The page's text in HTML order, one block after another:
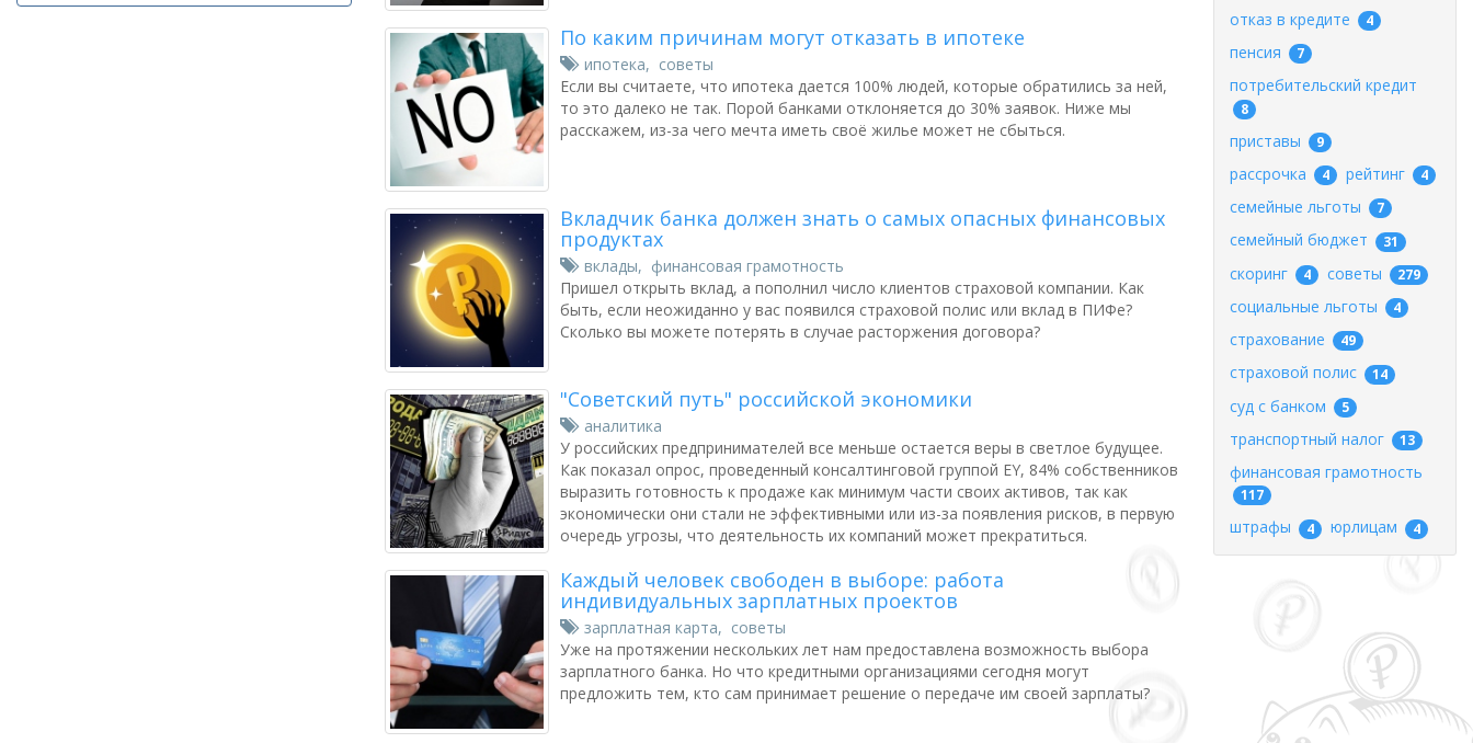
По каким причинам могут отказать в ипотеке
ипотека, советы
Если вы считаете, что ипотека дается 100% людей, которые обратились за ней,
то это далеко не так. Порой банками отклоняется до 30% заявок. Ниже мы
расскажем, из-за чего мечта иметь своё жилье может не сбыться.
Вкладчик банка должен знать о самых опасных финансовых
продуктах
вклады, финансовая грамотность
Пришел открыть вклад, а пополнил число клиентов страховой компании. Как
быть, если неожиданно у вас появился страховой полис или вклад в ПИФе?
Сколько вы можете потерять в случае расторжения договора?
"Советский путь" российской экономики
аналитика
У российских предпринимателей все меньше остается веры в светлое будущее.
Как показал опрос, проведенный консалтинговой группой EY, 84% собственников
выразить готовность к продаже как минимум части своих активов, так как
экономически они стали не эффективными или из-за появления рисков, в первую
очередь угрозы, что деятельность их компаний может прекратиться.
Каждый человек свободен в выборе: работа
индивидуальных зарплатных проектов
зарплатная карта, советы
Уже на протяжении нескольких лет нам предоставлена возможность выбора
зарплатного банка. Но что кредитными организациями сегодня могут
предложить тем, кто сам принимает решение о передаче им своей зарплаты?
отказ в кредите 4
пенсия 7
потребительский кредит
8
приставы 9
рассрочка 4 рейтинг 4
семейные льготы 7
семейный бюджет 31
скоринг 4 советы 279
социальные льготы 4
страхование 49
страховой полис 14
суд с банком 5
транспортный налог 13
финансовая грамотность
117
штрафы 4 юрлицам 4